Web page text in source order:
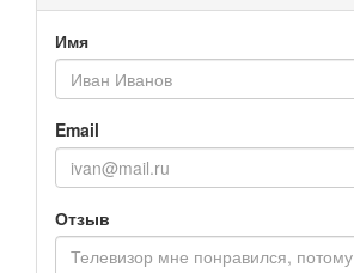
Имя
Email
Отзыв